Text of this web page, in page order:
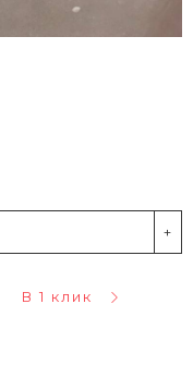
+
В 1 клик